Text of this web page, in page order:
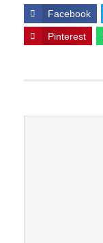
Facebook
Pinterest